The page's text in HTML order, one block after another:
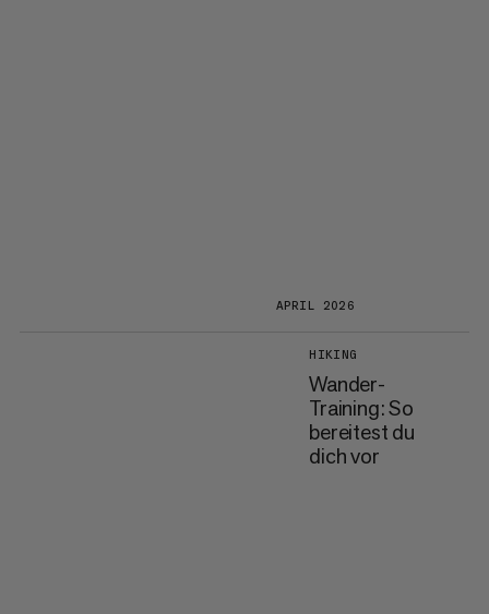
APRIL 2026
HIKING
Wander-
Training: So
bereitest du
dich vor